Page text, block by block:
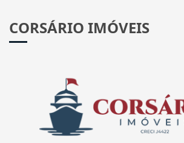
CORSÁRIO IMÓVEIS